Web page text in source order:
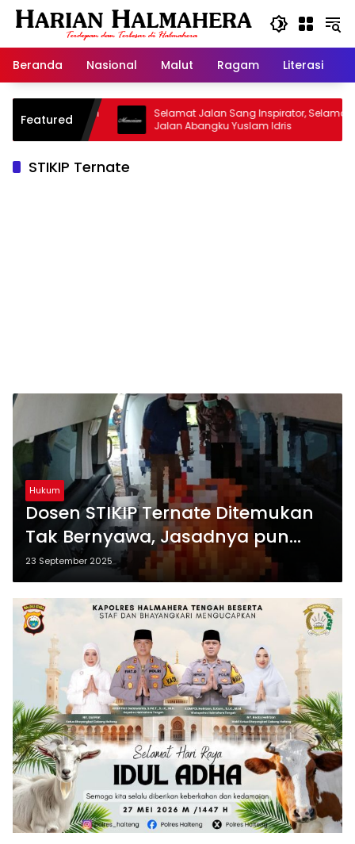
Langsung
Beranda
Nasional Malut Ragam Literasi
Featured
Warisan
Selamat Jalan Sang Inspirator, Selamat
Jalan Abangku Yuslam Idris
STIKIP Ternate
Hukum
Dosen STIKIP Ternate Ditemukan
Tak Bernyawa, Jasadnya pun
Membusuk
23 September 2025